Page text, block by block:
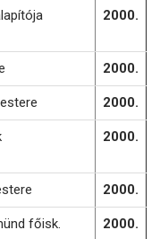
2000.
2000.
2000.
2000.
2000.
főisk.
2000.